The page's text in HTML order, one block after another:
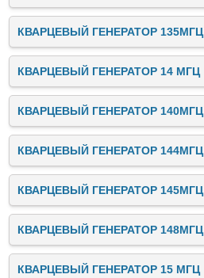
КВАРЦЕВЫЙ ГЕНЕРАТОР 135МГЦ
КВАРЦЕВЫЙ ГЕНЕРАТОР 14 МГЦ
КВАРЦЕВЫЙ ГЕНЕРАТОР 140МГЦ
КВАРЦЕВЫЙ ГЕНЕРАТОР 144МГЦ
КВАРЦЕВЫЙ ГЕНЕРАТОР 145МГЦ
КВАРЦЕВЫЙ ГЕНЕРАТОР 148МГЦ
КВАРЦЕВЫЙ ГЕНЕРАТОР 15 МГЦ